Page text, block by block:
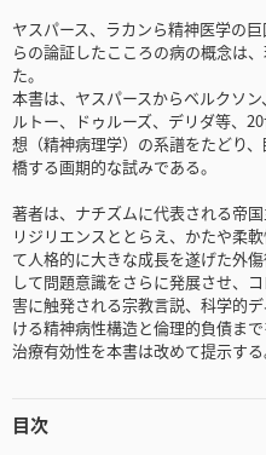
ヤスパース、ラカンら精神医学の
らの論証したこころの病の概念は
た。
本書は、ヤスパースからベルクソ
ルトー、ドゥルーズ、デリダ等、
想（精神病理学）の系譜をたどり
橋する画期的な試みである。
著者は、ナチズムに代表される帝
リジリエンスととらえ、かたや柔
て人格的に大きな成長を遂げた外
して問題意識をさらに発展させ、
害に触発される宗教言説、科学的
ける精神病性構造と倫理的負債ま
治療有効性を本書は改めて提示する
目次